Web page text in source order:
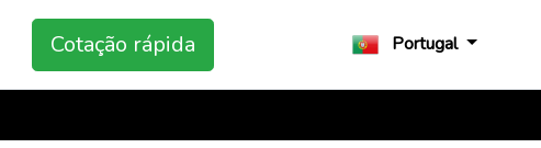
Cotação rápida Portugal